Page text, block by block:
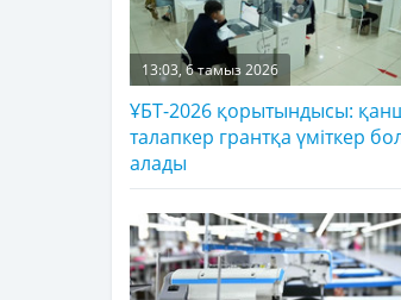
13:03, 6 тамыз 2026
ҰБТ-2026 қорытындысы:
талапкер грантқа үміткер
алады